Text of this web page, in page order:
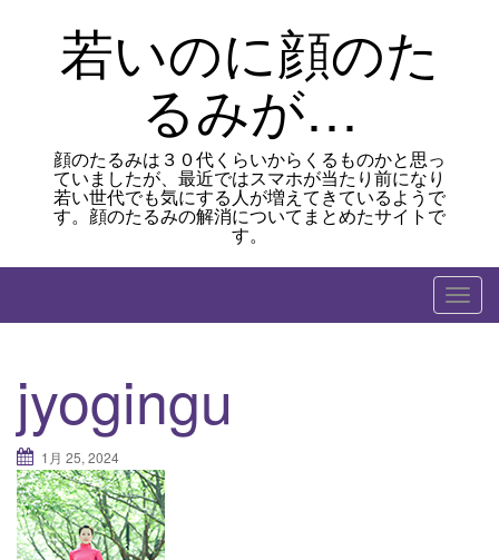
若いのに顔のた
るみが…
顔のたるみは３０代くらいからくるものかと思っ
ていましたが、最近ではスマホが当たり前になり
若い世代でも気にする人が増えてきているようで
す。顔のたるみの解消についてまとめたサイトで
す。
T
o
jyogingu
1月 25, 2024